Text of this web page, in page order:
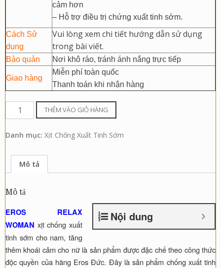
cảm hơn
– Hỗ trợ điều trị chứng xuất tinh sớm.
Cách Sử
dụng
Vui lòng xem chi tiết hướng dẫn sử dụng
trong bài viết.
Bảo quản Nơi khô ráo, tránh ánh nắng trực tiếp
Giao hàng
Miễn phí toàn quốc
Thanh toán khi nhận hàng
Eros
Relax
Woman
Chống
Sớm
Nam
số
lượng
THÊM VÀO GIỎ HÀNG
Danh mục: Xịt Chống Xuất Tinh Sớm
Mô tả
Mô tả
Nội dung
EROS RELAX
WOMAN xịt chống xuất
tinh sớm cho nam, tăng
thêm khoái cảm cho nữ là sản phẩm được đặc chế theo công thức
độc quyền của hãng Eros Đức. Đây là sản phẩm chống xuất tinh